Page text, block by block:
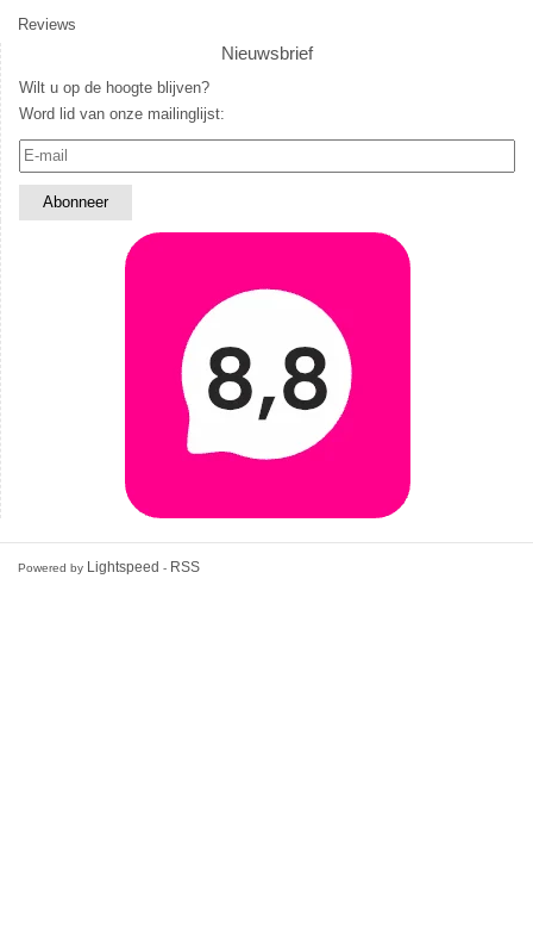
Reviews
Nieuwsbrief
Wilt u op de hoogte blijven?
Word lid van onze mailinglijst:
Powered by Lightspeed - RSS